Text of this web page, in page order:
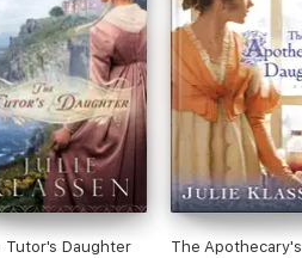
Tutor's Daughter
The Apothecary's